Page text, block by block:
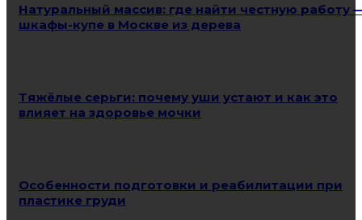
Натуральный массив: где найти честную работу
шкафы-купе в Москве из дерева
Тяжёлые серьги: почему уши устают и как это
влияет на здоровье мочки
Особенности подготовки и реабилитации при
пластике груди